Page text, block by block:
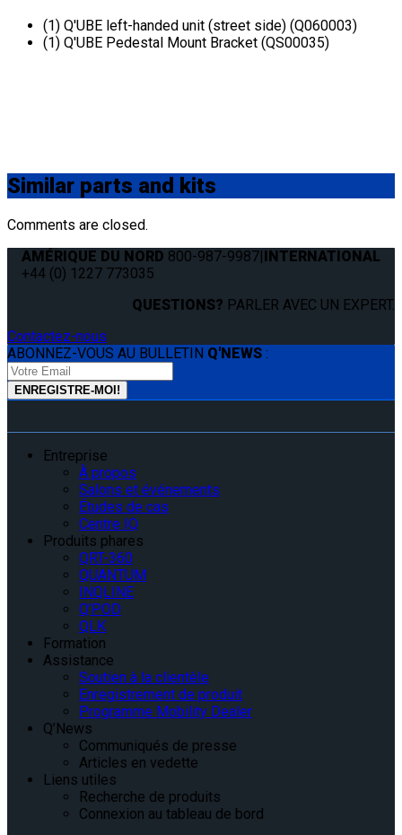
(1) Q'UBE left-handed unit (street side) (Q060003)
(1) Q'UBE Pedestal Mount Bracket (QS00035)
Similar parts and kits
Comments are closed.
AMÉRIQUE DU NORD 800-987-9987|INTERNATIONAL
+44 (0) 1227 773035
QUESTIONS? PARLER AVEC UN EXPERT.
Contactez-nous
ABONNEZ-VOUS AU BULLETIN Q'NEWS :
Entreprise
À propos
Salons et événements
Études de cas
Centre IQ
Produits phares
QRT-360
QUANTUM
INQLINE
Q’POD
QLK
Formation
Assistance
Soutien à la clientèle
Enregistrement de produit
Programme Mobility Dealer
Q’News
Communiqués de presse
Articles en vedette
Liens utiles
Recherche de produits
Connexion au tableau de bord